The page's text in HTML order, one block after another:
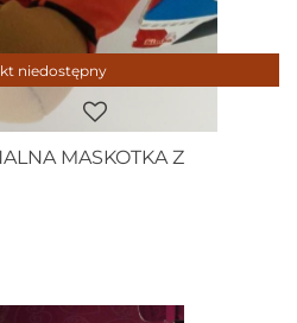
niedostępny
MASKOTKA Z